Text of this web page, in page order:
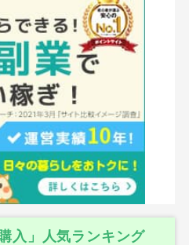
入」人気ランキング